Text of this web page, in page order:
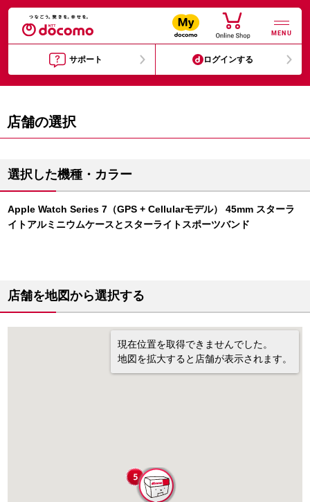
MENU
サポート ログインする
店舗の選択
選択した機種・カラー
Apple Watch Series 7（GPS + Cellularモデル） 45mm スターラ
イトアルミニウムケースとスターライトスポーツバンド
店舗を地図から選択する
現在位置を取得できませんでした。
地図を拡大すると店舗が表示されます。